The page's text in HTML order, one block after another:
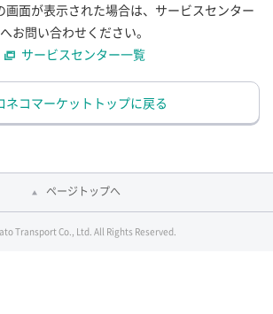
画面が表示された場合は、サービスセンター
へお問い合わせください。
サービスセンター一覧
ネコマーケットトップに戻る
ページトップへ
Transport Co., Ltd. All Rights Reserved.